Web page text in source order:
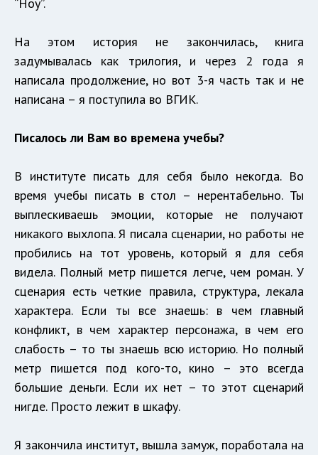
“Ноу”.
На этом история не закончилась, книга
задумывалась как трилогия, и через 2 года я
написала продолжение, но вот 3-я часть так и не
написана – я поступила во ВГИК.
Писалось ли Вам во времена учебы?
В институте писать для себя было некогда. Во
время учебы писать в стол – нерентабельно. Ты
выплескиваешь эмоции, которые не получают
никакого выхлопа. Я писала сценарии, но работы не
пробились на тот уровень, который я для себя
видела. Полный метр пишется легче, чем роман. У
сценария есть четкие правила, структура, лекала
характера. Если ты все знаешь: в чем главный
конфликт, в чем характер персонажа, в чем его
слабость – то ты знаешь всю историю. Но полный
метр пишется под кого-то, кино – это всегда
большие деньги. Если их нет – то этот сценарий
нигде. Просто лежит в шкафу.
Я закончила институт, вышла замуж, поработала на